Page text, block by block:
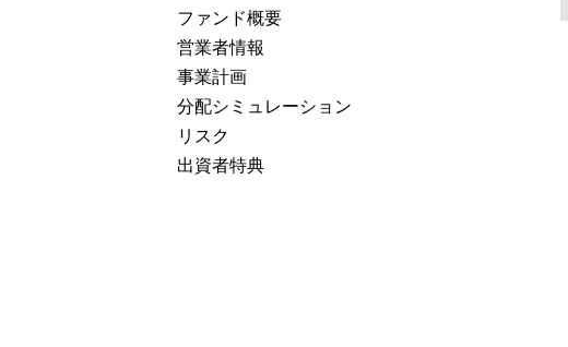
ファンド概要
営業者情報
事業計画
分配シミュレーション
リスク
出資者特典